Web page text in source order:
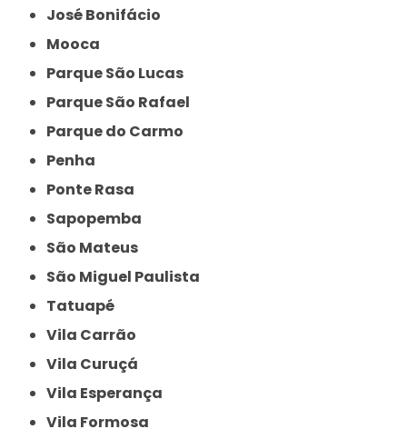
José Bonifácio
Mooca
Parque São Lucas
Parque São Rafael
Parque do Carmo
Penha
Ponte Rasa
Sapopemba
São Mateus
São Miguel Paulista
Tatuapé
Vila Carrão
Vila Curuçá
Vila Esperança
Vila Formosa